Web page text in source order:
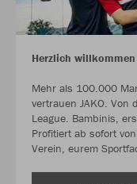
Herzlich willkommen
Mehr als 100.000
vertrauen JAKO. Von
League. Bambinis,
Profitiert ab sofort
Verein, eurem